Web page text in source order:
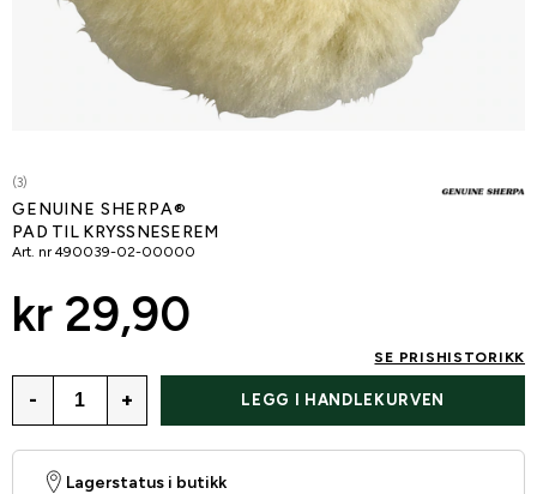
(3)
GENUINE SHERPA®
PAD TIL KRYSSNESEREM
Art. nr 490039-02-00000
kr 29,90
SE PRISHISTORIKK
- + LEGG I HANDLEKURVEN
Lagerstatus i butikk